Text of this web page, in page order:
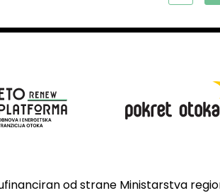
od strane Ministarstva